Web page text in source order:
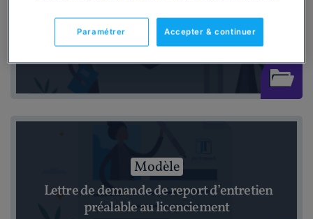
Licenciement pour motif personnel
Modèle
Lettre de demande de report d’entretien
préalable au licenciement
Accepter & continuer
Paramétrer